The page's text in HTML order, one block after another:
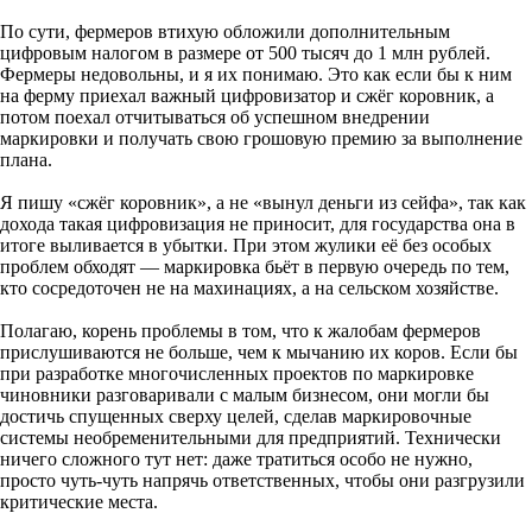
По сути, фермеров втихую обложили дополнительным
цифровым налогом в размере от 500 тысяч до 1 млн рублей.
Фермеры недовольны, и я их понимаю. Это как если бы к ним
на ферму приехал важный цифровизатор и сжёг коровник, а
потом поехал отчитываться об успешном внедрении
маркировки и получать свою грошовую премию за выполнение
плана.
Я пишу «сжёг коровник», а не «вынул деньги из сейфа», так как
дохода такая цифровизация не приносит, для государства она в
итоге выливается в убытки. При этом жулики её без особых
проблем обходят — маркировка бьёт в первую очередь по тем,
кто сосредоточен не на махинациях, а на сельском хозяйстве.
Полагаю, корень проблемы в том, что к жалобам фермеров
прислушиваются не больше, чем к мычанию их коров. Если бы
при разработке многочисленных проектов по маркировке
чиновники разговаривали с малым бизнесом, они могли бы
достичь спущенных сверху целей, сделав маркировочные
системы необременительными для предприятий. Технически
ничего сложного тут нет: даже тратиться особо не нужно,
просто чуть-чуть напрячь ответственных, чтобы они разгрузили
критические места.